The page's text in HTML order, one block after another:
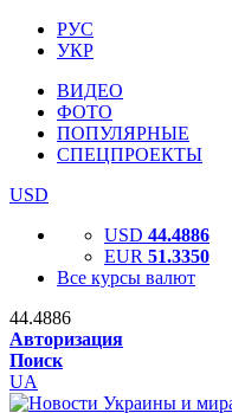
РУС
УКР
ВИДЕО
ФОТО
ПОПУЛЯРНЫЕ
СПЕЦПРОЕКТЫ
USD
USD 44.4886
EUR 51.3350
Все курсы валют
44.4886
Авторизация
Поиск
UA